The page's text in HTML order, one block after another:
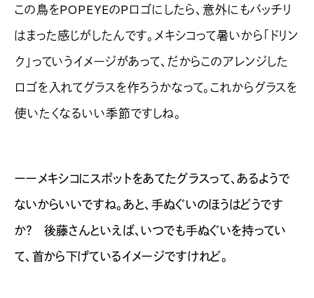
この鳥をPOPEYEのPロゴにしたら、意外にもバッチリ
はまった感じがしたんです。メキシコって暑いから「ドリン
ク」っていうイメージがあって、だからこのアレンジした
ロゴを入れてグラスを作ろうかなって。これからグラスを
使いたくなるいい季節ですしね。
ーーメキシコにスポットをあてたグラスって、あるようで
ないからいいですね。あと、手ぬぐいのほうはどうです
か？ 後藤さんといえば、いつでも手ぬぐいを持ってい
て、首から下げているイメージですけれど。